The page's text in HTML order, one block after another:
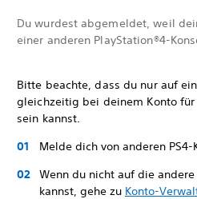
Du wurdest abgemeldet, weil
einer anderen PlayStation®4-
Bitte beachte, dass du nur auf
gleichzeitig bei deinem Konto
sein kannst.
Melde dich von anderen PS4-
Wenn du nicht auf die
kannst, gehe zu Konto-